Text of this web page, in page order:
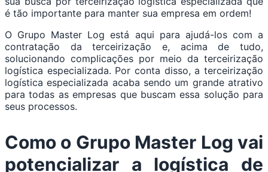
é tão importante para manter sua empresa em ordem!
O Grupo Master Log está aqui para ajudá-los com a
contratação da terceirização e, acima de tudo,
solucionando complicações por meio da terceirização
logística especializada. Por conta disso, a terceirização
logística especializada acaba sendo um grande atrativo
para todas as empresas que buscam essa solução para
seus processos.
Como o Grupo Master Log vai
potencializar a logística de